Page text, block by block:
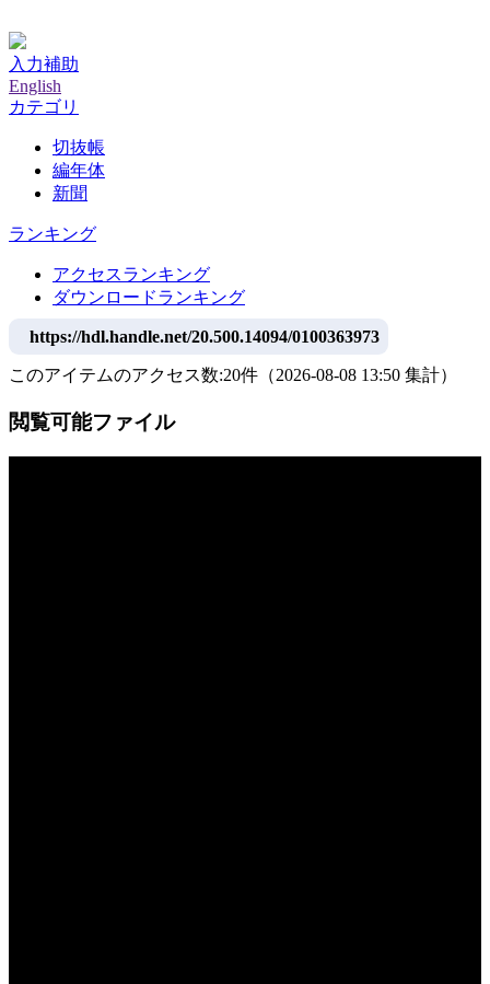
入力補助
English
カテゴリ
切抜帳
編年体
新聞
ランキング
アクセスランキング
ダウンロードランキング
https://hdl.handle.net/20.500.14094/0100363973
このアイテムのアクセス数:20件 （2026-08-08 13:50 集計）
閲覧可能ファイル